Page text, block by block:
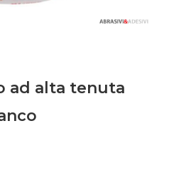
ad alta tenuta